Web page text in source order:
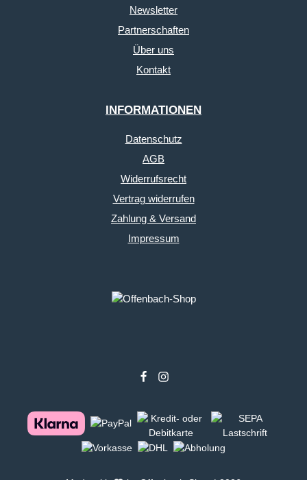
Newsletter
Partnerschaften
Über uns
Kontakt
INFORMATIONEN
Datenschutz
AGB
Widerrufsrecht
Vertrag widerrufen
Zahlung & Versand
Impressum